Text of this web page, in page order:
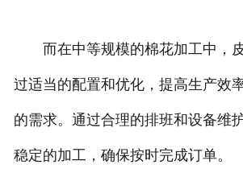
而在中等规模的棉花加工中，
过适当的配置和优化，提高生产效
的需求。通过合理的排班和设备维
稳定的加工，确保按时完成订单。